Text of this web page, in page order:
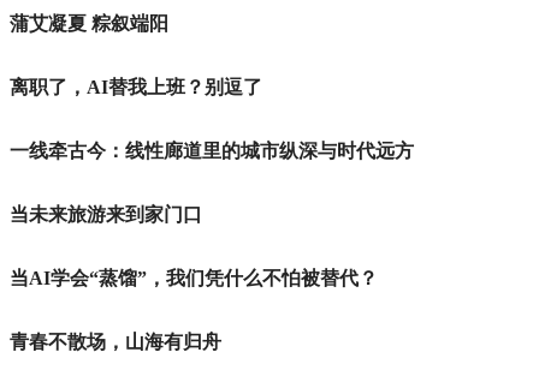
蒲艾凝夏 粽叙端阳
离职了，AI替我上班？别逗了
一线牵古今：线性廊道里的城市纵深与时代远方
当未来旅游来到家门口
当AI学会“蒸馏”，我们凭什么不怕被替代？
青春不散场，山海有归舟